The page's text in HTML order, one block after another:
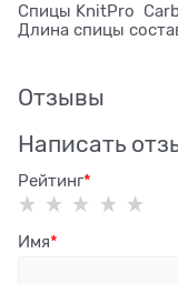
Спицы KnitPro
Длина спицы
Отзывы
Написать
Рейтинг
Имя